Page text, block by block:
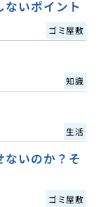
ないポイント
ゴミ屋敷
知識
生活
ないのか？そ
ゴミ屋敷